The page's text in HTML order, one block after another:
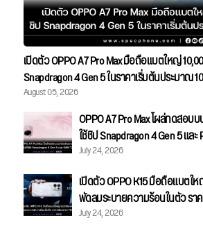
เปิดตัว OPPO A7 Pro Max มือถือแบตใหญ่
Snapdragon 4 Gen 5 ในราคาเริ่มต้นประมาณ
August 05, 2026
OPPO A7 Pro Max โผล่ทดสอ
ใช้ชิป Snapdragon 4 Gen 5 และ
July 24, 2026
เปิดตัว OPPO K15 มือถือแบตใ
พัดลมระบายความร้อนในตัว รา
July 24, 2026